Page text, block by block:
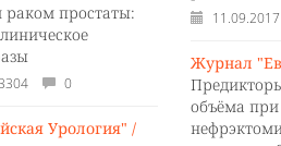
простаты:
0
Урология" /
11.09.2017
Журнал
объёма